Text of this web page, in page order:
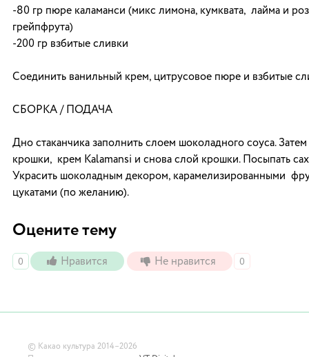
-80 гр пюре каламанси (микс лимона, кумквата, лайма и
грейпфрута)
-200 гр взбитые сливки
Соединить ванильный крем, цитрусовое пюре и взбитые
СБОРКА / ПОДАЧА
Дно стаканчика заполнить слоем шоколадного соуса.
крошки, крем Kalamansi и снова слой крошки. Посыпать
Украсить шоколадным декором, карамелизированными
цукатами (по желанию).
Оцените тему
0 Нравится Не нравится 0
© Какао культура 2014–2026